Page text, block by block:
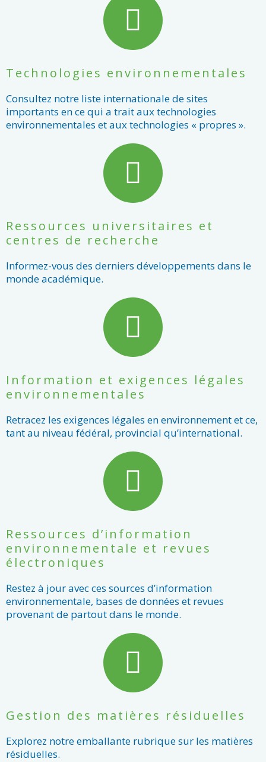
Technologies environnementales
Consultez notre liste internationale de sites
importants en ce qui a trait aux technologies
environnementales et aux technologies « propres ».
Ressources universitaires et
centres de recherche
Informez-vous des derniers développements dans le
monde académique.
Information et exigences légales
environnementales
Retracez les exigences légales en environnement et ce,
tant au niveau fédéral, provincial qu’international.
Ressources d’information
environnementale et revues
électroniques
Restez à jour avec ces sources d’information
environnementale, bases de données et revues
provenant de partout dans le monde.
Gestion des matières résiduelles
Explorez notre emballante rubrique sur les matières
résiduelles.